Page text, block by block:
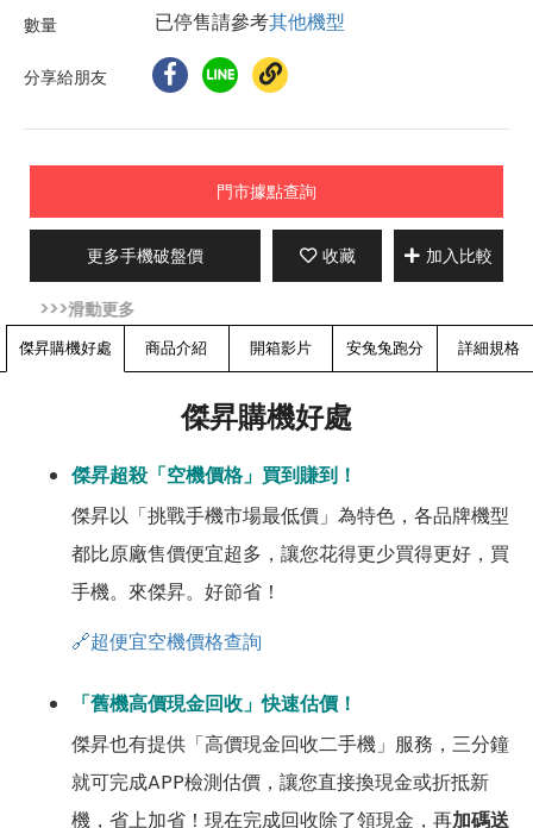
已停售請參考其他機型
分享給朋友
門市據點查詢
更多手機破盤價 收藏 加入比較
傑昇購機好處 商品介紹 開箱影片 安兔兔跑分 詳細規格
傑昇購機好處
傑昇超殺「空機價格」買到賺到！
傑昇以「挑戰手機市場最低價」為特色，各品牌機型
都比原廠售價便宜超多，讓您花得更少買得更好，買
手機。來傑昇。好節省！
🔗超便宜空機價格查詢
「舊機高價現金回收」快速估價！
傑昇也有提供「高價現金回收二手機」服務，三分鐘
就可完成APP檢測估價，讓您直接換現金或折抵新
機，省上加省！現在完成回收除了領現金，再加碼送